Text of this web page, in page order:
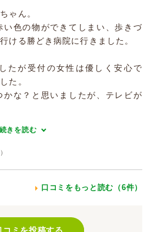
ゃん。
い色の物ができてしまい、歩きづ
ける勝どき病院に行きました。
たが受付の女性は優しく安心で
た。
な？と思いましたが、テレビが
続きを読む
口コミをもっと読む（6件）